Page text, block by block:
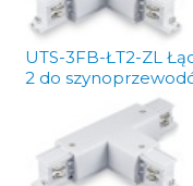
UTS-3FB-ŁT2-ZL
2 do